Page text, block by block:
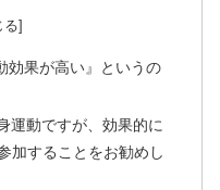
効果が高い』というの
運動ですが、効果的に
加することをお勧めし